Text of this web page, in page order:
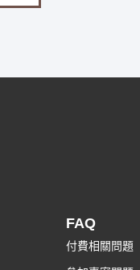
FAQ
付費相關問題